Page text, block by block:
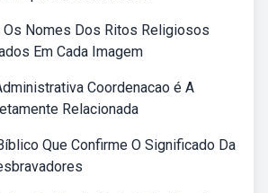
Nomes Dos Ritos Religiosos
Em Cada Imagem
Coordenacao é A
Relacionada
Que Confirme O Significado Da